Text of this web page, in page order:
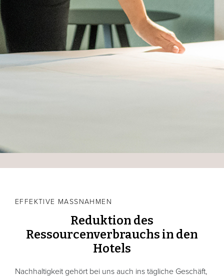
EFFEKTIVE MASSNAHMEN
Reduktion des
Ressourcenverbrauchs in den
Hotels
Nachhaltigkeit gehört bei uns auch ins tägliche Geschäft,